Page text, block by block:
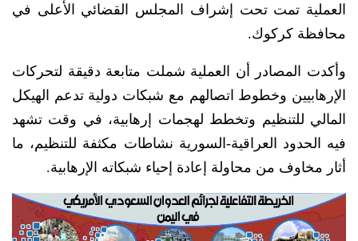
العملية تمت تحت إشراف المجلس القضائي الأعلى في
محافظة كركوك.
وأكدت المصادر أن العملية شملت متابعة دقيقة لتحركات
الإرهابيين وخطوط اتصالهم مع شبكات دولية تدعم الهيكل
المالي للتنظيم وتخطط لهجمات إرهابية، في وقت تشهد
فيه الحدود العراقية-السورية نشاطات مكثفة للتنظيم، ما
أثار مخاوف من محاولة إعادة إحياء شبكاته الإرهابية.